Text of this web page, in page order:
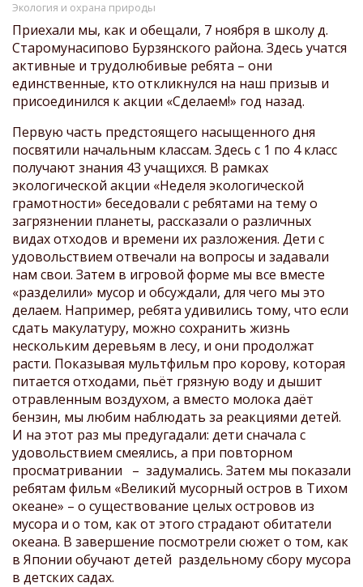
Экология и охрана природы
Приехали мы, как и обещали, 7 ноября в школу д.
Старомунасипово Бурзянского района. Здесь учатся
активные и трудолюбивые ребята – они
единственные, кто откликнулся на наш призыв и
присоединился к акции «Сделаем!» год назад.
Первую часть предстоящего насыщенного дня
посвятили начальным классам. Здесь с 1 по 4 класс
получают знания 43 учащихся. В рамках
экологической акции «Неделя экологической
грамотности» беседовали с ребятами на тему о
загрязнении планеты, рассказали о различных
видах отходов и времени их разложения. Дети с
удовольствием отвечали на вопросы и задавали
нам свои. Затем в игровой форме мы все вместе
«разделили» мусор и обсуждали, для чего мы это
делаем. Например, ребята удивились тому, что если
сдать макулатуру, можно сохранить жизнь
нескольким деревьям в лесу, и они продолжат
расти. Показывая мультфильм про корову, которая
питается отходами, пьёт грязную воду и дышит
отравленным воздухом, а вместо молока даёт
бензин, мы любим наблюдать за реакциями детей.
И на этот раз мы предугадали: дети сначала с
удовольствием смеялись, а при повторном
просматривании – задумались. Затем мы показали
ребятам фильм «Великий мусорный остров в Тихом
океане» – о существование целых островов из
мусора и о том, как от этого страдают обитатели
океана. В завершение посмотрели сюжет о том, как
в Японии обучают детей раздельному сбору мусора
в детских садах.